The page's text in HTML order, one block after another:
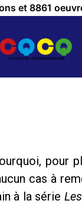
et 8861
pour
cas à
à la série